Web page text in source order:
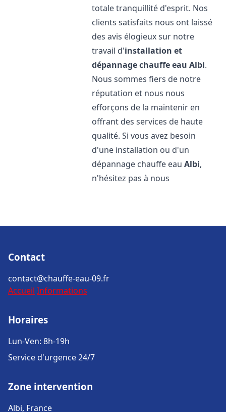
totale tranquillité d'esprit. Nos
clients satisfaits nous ont laissé
des avis élogieux sur notre
travail d'installation et
dépannage chauffe eau Albi.
Nous sommes fiers de notre
réputation et nous nous
efforçons de la maintenir en
offrant des services de haute
qualité. Si vous avez besoin
d'une installation ou d'un
dépannage chauffe eauAlbi,
n'hésitez pas à nous
Contact
contact@chauffe-eau-09.fr
Accueil Informations
Horaires
Lun-Ven: 8h-19h
Service d'urgence 24/7
Zone intervention
Albi, France